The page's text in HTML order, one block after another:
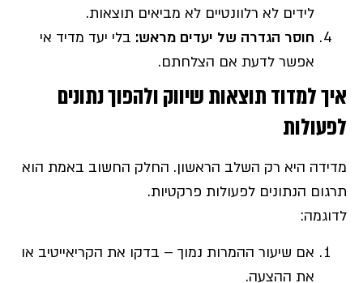
לידים לא רלוונטיים לא מביאים תוצאות.
חוסר הגדרה של יעדים מראש: בלי יעד מדיד אי
אפשר לדעת אם הצלחתם.
איך למדוד תוצאות שיווק ולהפוך נתונים
לפעולות
מדידה היא רק השלב הראשון. החלק החשוב באמת הוא
תרגום הנתונים לפעולות פרקטיות.
לדוגמה:
אם שיעור ההמרות נמוך – בדקו את הקריאייטיב או
את ההצעה.